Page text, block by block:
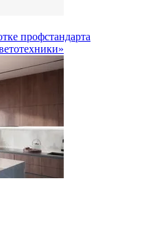
профстандарта